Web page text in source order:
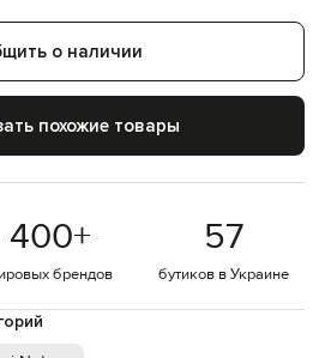
о наличии
похожие товары
400+
брендов
57
бутиков в Украине